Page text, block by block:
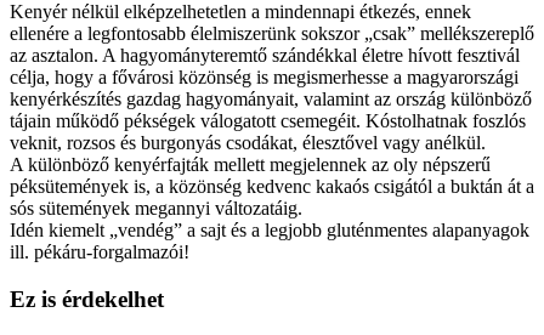
Kenyér nélkül elképzelhetetlen a mindennapi étkezés, ennek
ellenére a legfontosabb élelmiszerünk sokszor „csak” mellékszereplő
az asztalon. A hagyományteremtő szándékkal életre hívott fesztivál
célja, hogy a fővárosi közönség is megismerhesse a magyarországi
kenyérkészítés gazdag hagyományait, valamint az ország különböző
tájain működő pékségek válogatott csemegéit. Kóstolhatnak foszlós
veknit, rozsos és burgonyás csodákat, élesztővel vagy anélkül.
A különböző kenyérfajták mellett megjelennek az oly népszerű
péksütemények is, a közönség kedvenc kakaós csigától a buktán át a
sós sütemények megannyi változatáig.
Idén kiemelt „vendég” a sajt és a legjobb gluténmentes alapanyagok
ill. pékáru-forgalmazói!
Ez is érdekelhet